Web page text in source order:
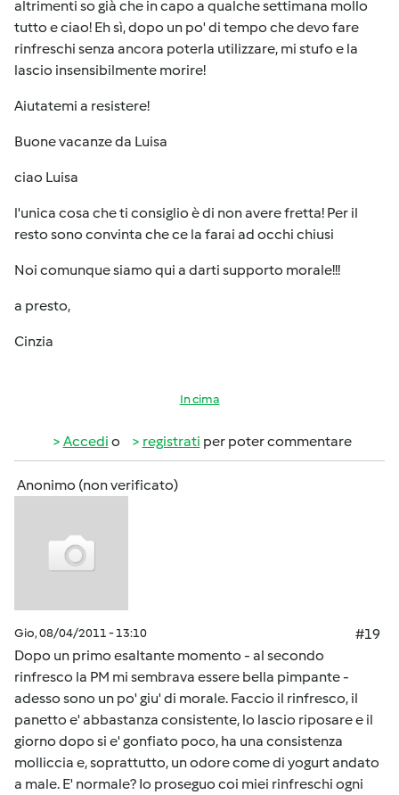
altrimenti so già che in capo a qualche settimana mollo
tutto e ciao! Eh sì, dopo un po' di tempo che devo fare
rinfreschi senza ancora poterla utilizzare, mi stufo e la
lascio insensibilmente morire!
Aiutatemi a resistere!
Buone vacanze da Luisa
ciao Luisa
l'unica cosa che ti consiglio è di non avere fretta! Per il
resto sono convinta che ce la farai ad occhi chiusi
Noi comunque siamo qui a darti supporto morale!!!
a presto,
Cinzia
In cima
Accedi o registrati per poter commentare
Anonimo (non verificato)
Gio, 08/04/2011 - 13:10
#19
Dopo un primo esaltante momento - al secondo
rinfresco la PM mi sembrava essere bella pimpante -
adesso sono un po' giu' di morale. Faccio il rinfresco, il
panetto e' abbastanza consistente, lo lascio riposare e il
giorno dopo si e' gonfiato poco, ha una consistenza
molliccia e, soprattutto, un odore come di yogurt andato
a male. E' normale? Io proseguo coi miei rinfreschi ogni